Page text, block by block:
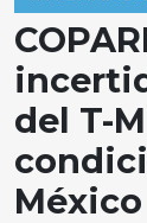
del T-
México